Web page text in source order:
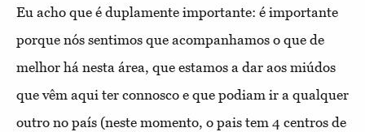
Eu acho que é duplamente importante: é importante
porque nós sentimos que acompanhamos o que de
melhor há nesta área, que estamos a dar aos miúdos
que vêm aqui ter connosco e que podiam ir a qualquer
outro no país (neste momento, o pais tem 4 centros de